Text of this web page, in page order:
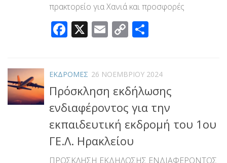
πρακτορείο για Χανιά και προσφορές
Facebook
X Email
Copy
ΕΚΔΡΟΜΕΣ 26 ΝΟΕΜΒΡΊΟΥ 2024
Πρόσκληση εκδήλωσης
ενδιαφέροντος για την
εκπαιδευτική εκδρομή του 1ου
ΓΕ.Λ. Ηρακλείου
ΠΡΟΣΚΛΗΣΗ ΕΚΔΗΛΩΣΗΣ ΕΝΔΙΑΦΕΡΟΝΤΟΣ